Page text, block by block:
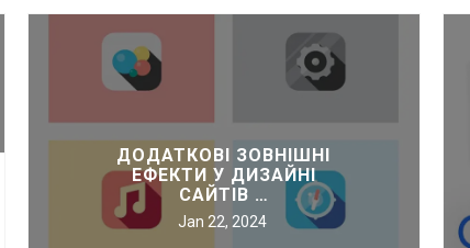
Статті
Купити віртуальний номер
Органічний трафік – можливості збільшення якісних
відвідувач…
Все що необхідно знати про SSL сертифікат
Що таке HTTPS і чому він потрібний для сайту
ДОДАТКОВІ ЗОВНІШНІ
ЕФЕКТИ У ДИЗАЙНІ
САЙТІВ …
Jan 22, 2024